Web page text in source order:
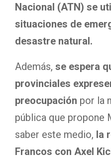
Nacional (ATN) se
situaciones de
desastre natural.
Además, se espera
provinciales
preocupación por la
pública que propone
saber este medio, la
Francos con Axel